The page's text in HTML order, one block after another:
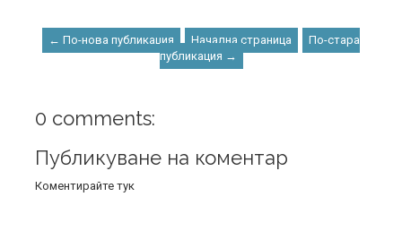
← По-нова публикация Начална страница
По-стара
публикация →
0 comments:
Публикуване на коментар
Коментирайте тук